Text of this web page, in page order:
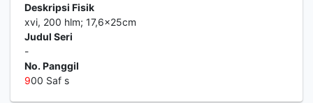
Deskripsi Fisik
xvi, 200 hlm; 17,6x25cm
Judul Seri
-
No. Panggil
900 Saf s